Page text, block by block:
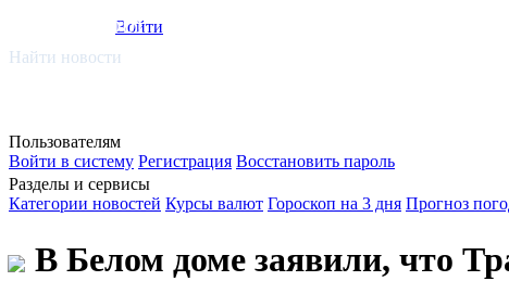
smi.mobi
Войти
Найти новости
Пользователям
Войти в систему Регистрация Восстановить пароль
Разделы и сервисы
Категории новостей Курсы валют Гороскоп на 3 дня Прогноз
В Белом доме заявили, что